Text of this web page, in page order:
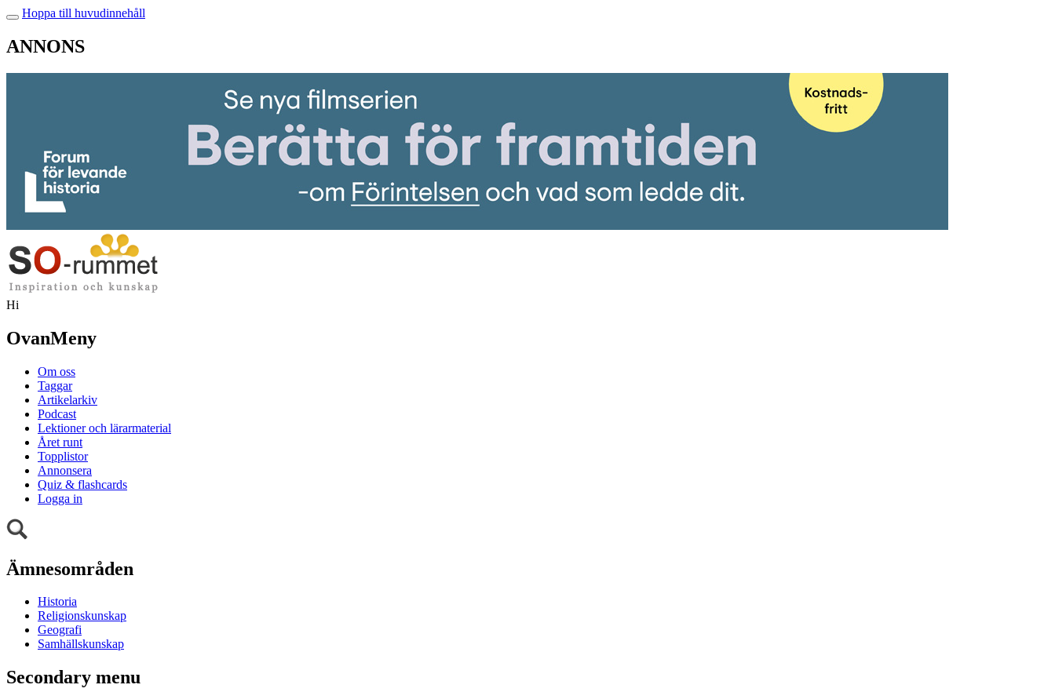
Hoppa till huvudinnehåll
ANNONS
Hi
OvanMeny
Om oss
Taggar
Artikelarkiv
Podcast
Lektioner och lärarmaterial
Året runt
Topplistor
Annonsera
Quiz & flashcards
Logga in
Ämnesområden
Historia
Religionskunskap
Geografi
Samhällskunskap
Secondary menu